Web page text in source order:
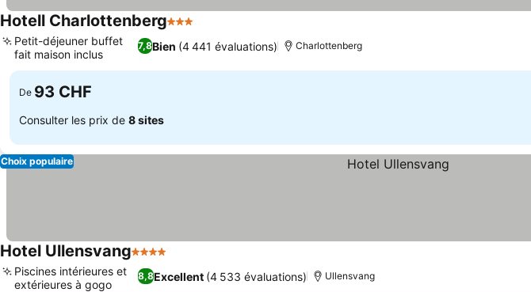
Hotell Charlottenberg3 Étoiles
7,8Bien (4 441 évaluations)
Petit-déjeuner buffet
fait maison inclus
Charlottenberg
De 93 CHF
Consulter les prix de 8 sites
Choix populaire
Hotel Ullensvang4 Étoiles
8,8Excellent (4 533 évaluations)
Piscines intérieures et
extérieures à gogo
Ullensvang